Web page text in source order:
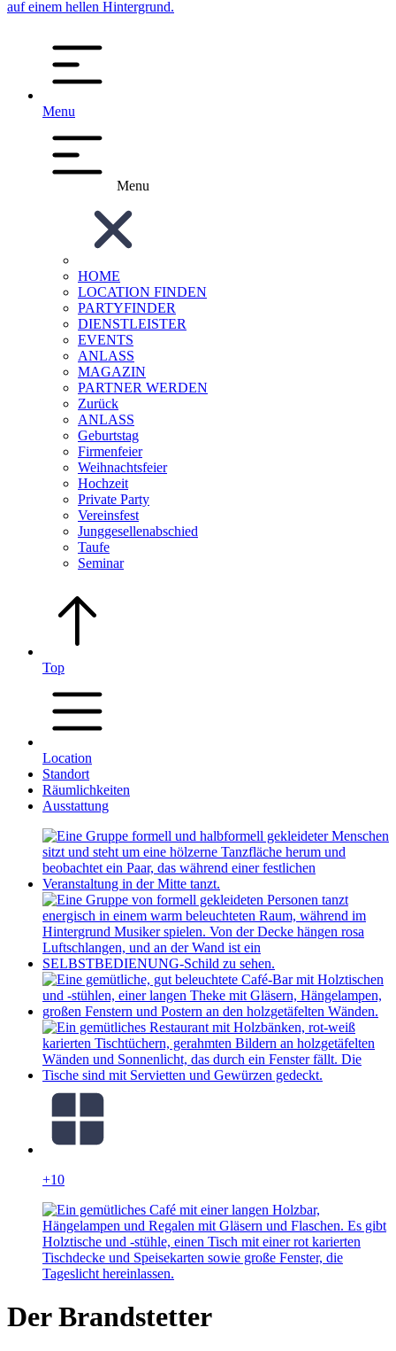
Menu
Menu
HOME
LOCATION FINDEN
PARTYFINDER
DIENSTLEISTER
EVENTS
ANLASS
MAGAZIN
PARTNER WERDEN
Zurück
ANLASS
Geburtstag
Firmenfeier
Weihnachtsfeier
Hochzeit
Private Party
Vereinsfest
Junggesellenabschied
Taufe
Seminar
Top
Location
Standort
Räumlichkeiten
Ausstattung
+10
Der Brandstetter